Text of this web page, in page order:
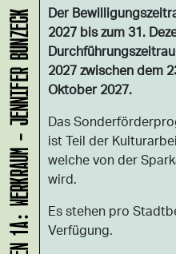
Der
2027 bis zum 31.
2027 zwischen dem
Oktober 2027.
Das
ist Teil der
welche von der
wird.
Es stehen pro
Verfügung.
LADEN 1A: WERKRAUM - JENNIFER BUNZECK